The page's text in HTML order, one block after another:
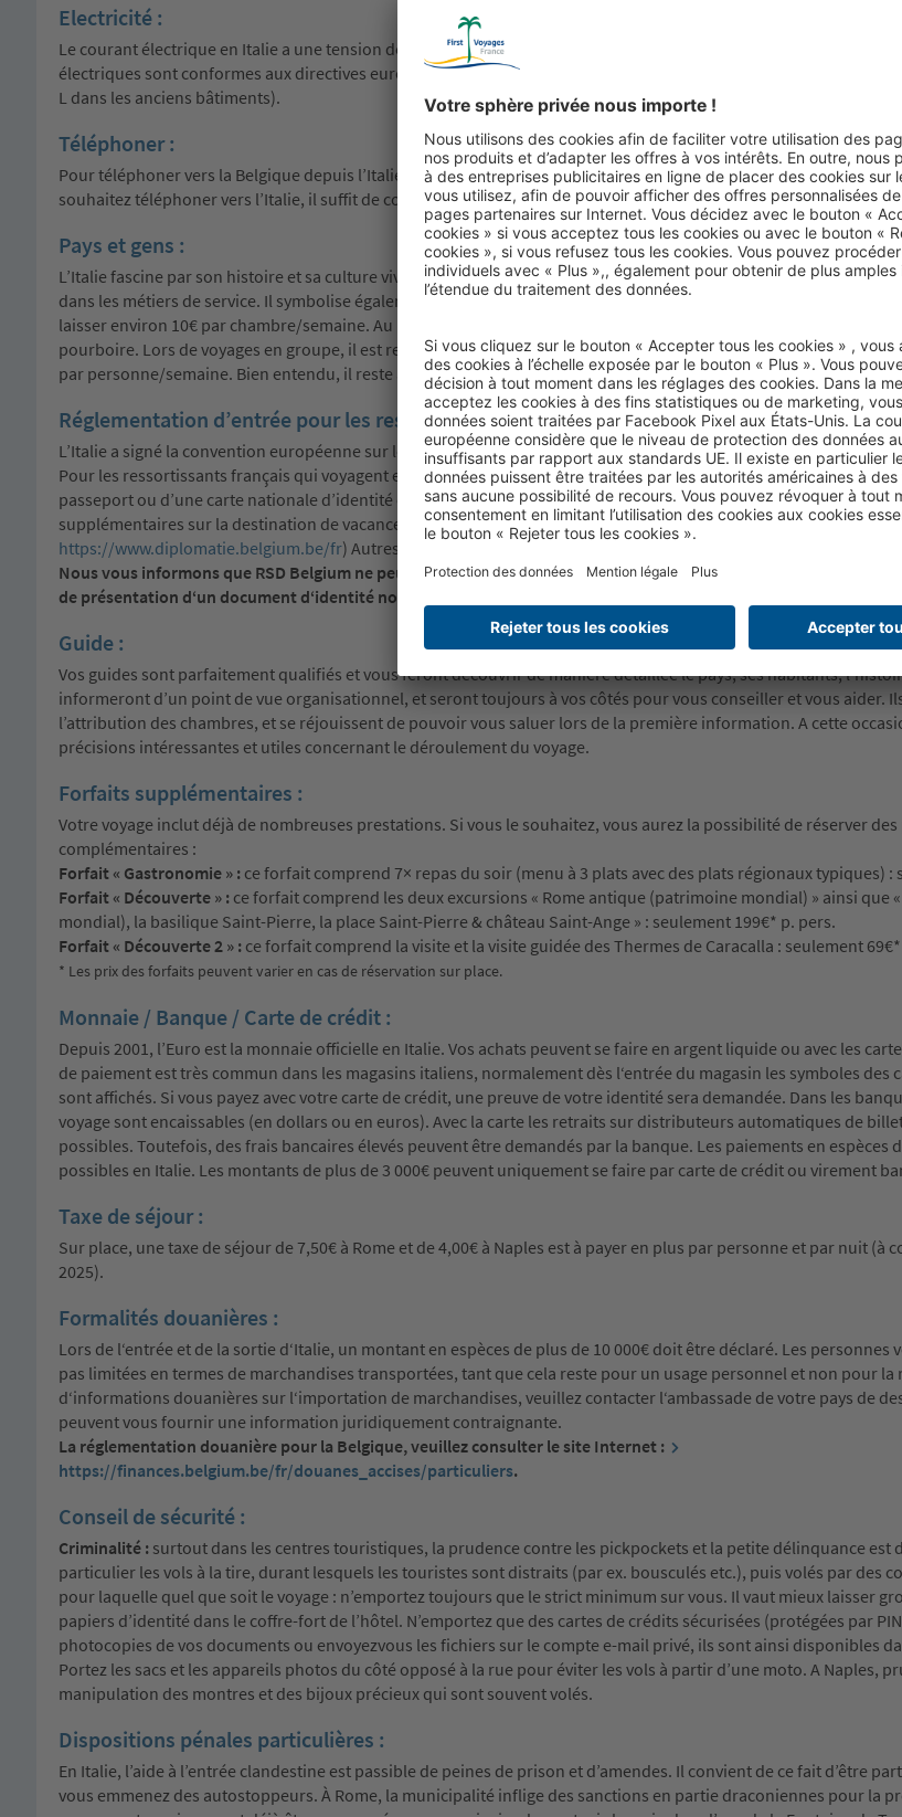
Electricité :
Le courant électrique en Italie a une tension de 230 V, sous la forme d‘un courant alternatif livré dans une
électriques sont conformes aux directives européennes. En règle générale, vous n’avez pas besoin d’adaptateur (à
L dans les anciens bâtiments).
Téléphoner :
Pour téléphoner vers la Belgique depuis l’Italie, composez le 0032 (+32) suivi de l’indicatif local sans le zéro qui le
souhaitez téléphoner vers l’Italie, il suffit de composer le 0039 (+39).
Pays et gens :
L’Italie fascine par son histoire et sa culture vivante. Il est d’usage de donner un pourboire. Comme en Amérique,
dans les métiers de service. Il symbolise également une reconnaissance de la prestation fournie. Pour la femme de
laisser environ 10€ par chambre/semaine. Au restaurant, environ 8 % par addition sont courants. Dans les
pourboire. Lors de voyages en groupe, il est recommandé de donner au guide environ 10€ par personne/semaine,
par personne/semaine. Bien entendu, il reste à chacun de décider s’il souhaite donner un pourboire et à quel
Réglementation d’entrée pour les ressortissants de nationalité belge :
L’Italie a signé la convention européenne sur le contrôle de la circulation des personnes entre les États membres
Pour les ressortissants français qui voyagent en Italie, aucun visa n’est nécessaire. Les ressortissants belges
passeport ou d’une carte nationale d’identité en cours de validité. Par ailleurs, vous pouvez également obtenir
supplémentaires sur la destination de vacances sur le site internet du Ministère des Affaires étrangères (
https://www.diplomatie.belgium.be/fr) Autres nationalités : Renseignez-vous auprès de l‘ambassade du Italie.
Nous vous informons que RSD Belgium ne peut être tenu responsable en cas de refus d‘embarquement ou
de présentation d‘un document d‘identité non valide.
Guide :
Vos guides sont parfaitement qualifiés et vous feront découvrir de manière détaillée le pays, ses habitants,
informeront d’un point de vue organisationnel, et seront toujours à vos côtés pour vous conseiller et vous aider.
l’attribution des chambres, et se réjouissent de pouvoir vous saluer lors de la première information. A cette
précisions intéressantes et utiles concernant le déroulement du voyage.
Forfaits supplémentaires :
Votre voyage inclut déjà de nombreuses prestations. Si vous le souhaitez, vous aurez la possibilité de réserver
complémentaires :
Forfait « Gastronomie » : ce forfait comprend 7× repas du soir (menu à 3 plats avec des plats régionaux typiques) :
Forfait « Découverte » : ce forfait comprend les deux excursions « Rome antique (patrimoine mondial) » ainsi que
mondial), la basilique Saint-Pierre, la place Saint-Pierre & château Saint-Ange » : seulement 199€* p. pers.
Forfait « Découverte 2 » : ce forfait comprend la visite et la visite guidée des Thermes de Caracalla : seulement
* Les prix des forfaits peuvent varier en cas de réservation sur place.
Monnaie / Banque / Carte de crédit :
Depuis 2001, l’Euro est la monnaie officielle en Italie. Vos achats peuvent se faire en argent liquide ou avec les
de paiement est très commun dans les magasins italiens, normalement dès l‘entrée du magasin les symboles des
sont affichés. Si vous payez avec votre carte de crédit, une preuve de votre identité sera demandée. Dans les
voyage sont encaissables (en dollars ou en euros). Avec la carte les retraits sur distributeurs automatiques de
possibles. Toutefois, des frais bancaires élevés peuvent être demandés par la banque. Les paiements en espèces
possibles en Italie. Les montants de plus de 3 000€ peuvent uniquement se faire par carte de crédit ou virement
Taxe de séjour :
Sur place, une taxe de séjour de 7,50€ à Rome et de 4,00€ à Naples est à payer en plus par personne et par nuit (à
2025).
Formalités douanières :
Lors de l‘entrée et de la sortie d‘Italie, un montant en espèces de plus de 10 000€ doit être déclaré. Les personnes
pas limitées en termes de marchandises transportées, tant que cela reste pour un usage personnel et non pour la
d‘informations douanières sur l‘importation de marchandises, veuillez contacter l‘ambassade de votre pays de
peuvent vous fournir une information juridiquement contraignante.
La réglementation douanière pour la Belgique, veuillez consulter le site Internet :
https://finances.belgium.be/fr/douanes_accises/particuliers.
Conseil de sécurité :
Criminalité : surtout dans les centres touristiques, la prudence contre les pickpockets et la petite délinquance est
particulier les vols à la tire, durant lesquels les touristes sont distraits (par ex. bousculés etc.), puis volés par des
pour laquelle quel que soit le voyage : n’emportez toujours que le strict minimum sur vous. Il vaut mieux laisser
papiers d’identité dans le coffre-fort de l’hôtel. N’emportez que des cartes de crédits sécurisées (protégées par
photocopies de vos documents ou envoyezvous les fichiers sur le compte e-mail privé, ils sont ainsi disponibles
Portez les sacs et les appareils photos du côté opposé à la rue pour éviter les vols à partir d’une moto. A Naples,
manipulation des montres et des bijoux précieux qui sont souvent volés.
Dispositions pénales particulières :
En Italie, l’aide à l’entrée clandestine est passible de peines de prison et d’amendes. Il convient de ce fait d’être
vous emmenez des autostoppeurs. À Rome, la municipalité inflige des sanctions en partie draconiennes pour la